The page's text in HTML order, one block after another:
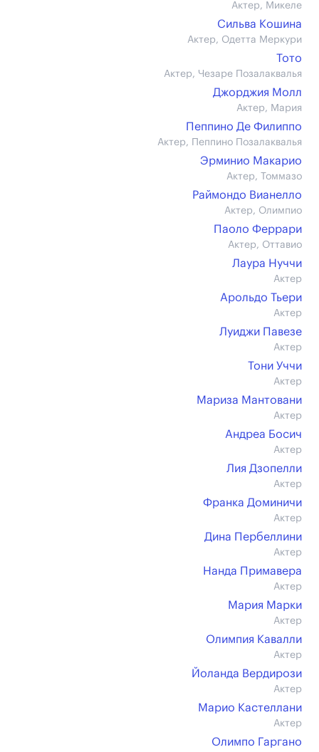
Актер, Микеле
Сильва Кошина
Актер, Одетта Меркури
Тото
Актер, Чезаре Позалаквалья
Джорджия Молл
Актер, Мария
Пеппино Де Филиппо
Актер, Пеппино Позалаквалья
Эрминио Макарио
Актер, Томмазо
Раймондо Вианелло
Актер, Олимпио
Паоло Феррари
Актер, Оттавио
Лаура Нуччи
Актер
Арольдо Тьери
Актер
Луиджи Павезе
Актер
Тони Уччи
Актер
Мариза Мантовани
Актер
Андреа Босич
Актер
Лия Дзопелли
Актер
Франка Доминичи
Актер
Дина Пербеллини
Актер
Нанда Примавера
Актер
Мария Марки
Актер
Олимпия Кавалли
Актер
Йоланда Вердирози
Актер
Марио Кастеллани
Актер
Олимпо Гаргано